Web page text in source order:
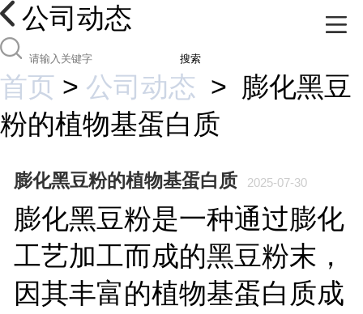
公司动态
搜索
首页 > 公司动态 > 膨化黑豆
粉的植物基蛋白质
膨化黑豆粉的植物基蛋白质 2025-07-30
膨化黑豆粉是一种通过膨化
工艺加工而成的黑豆粉末，
因其丰富的植物基蛋白质成